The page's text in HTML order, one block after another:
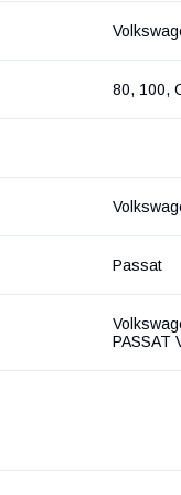
80, 100,
Passat
PASSAT